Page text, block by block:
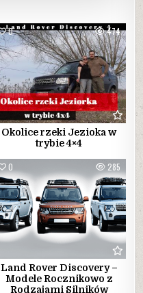
0 474
Okolice rzeki Jezioka w
trybie 4×4
0 285
Land Rover Discovery –
Modele Rocznikowo z
Rodzajami Silników